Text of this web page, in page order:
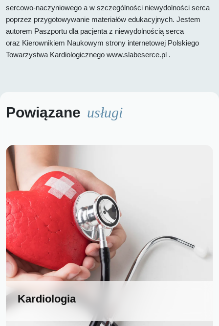
sercowo-naczyniowego a w szczególności niewydolności serca
poprzez przygotowywanie materiałów edukacyjnych. Jestem
autorem Paszportu dla pacjenta z niewydolnością serca
oraz Kierownikiem Naukowym strony internetowej Polskiego
Towarzystwa Kardiologicznego www.slabeserce.pl .
Powiązane usługi
Kardiologia